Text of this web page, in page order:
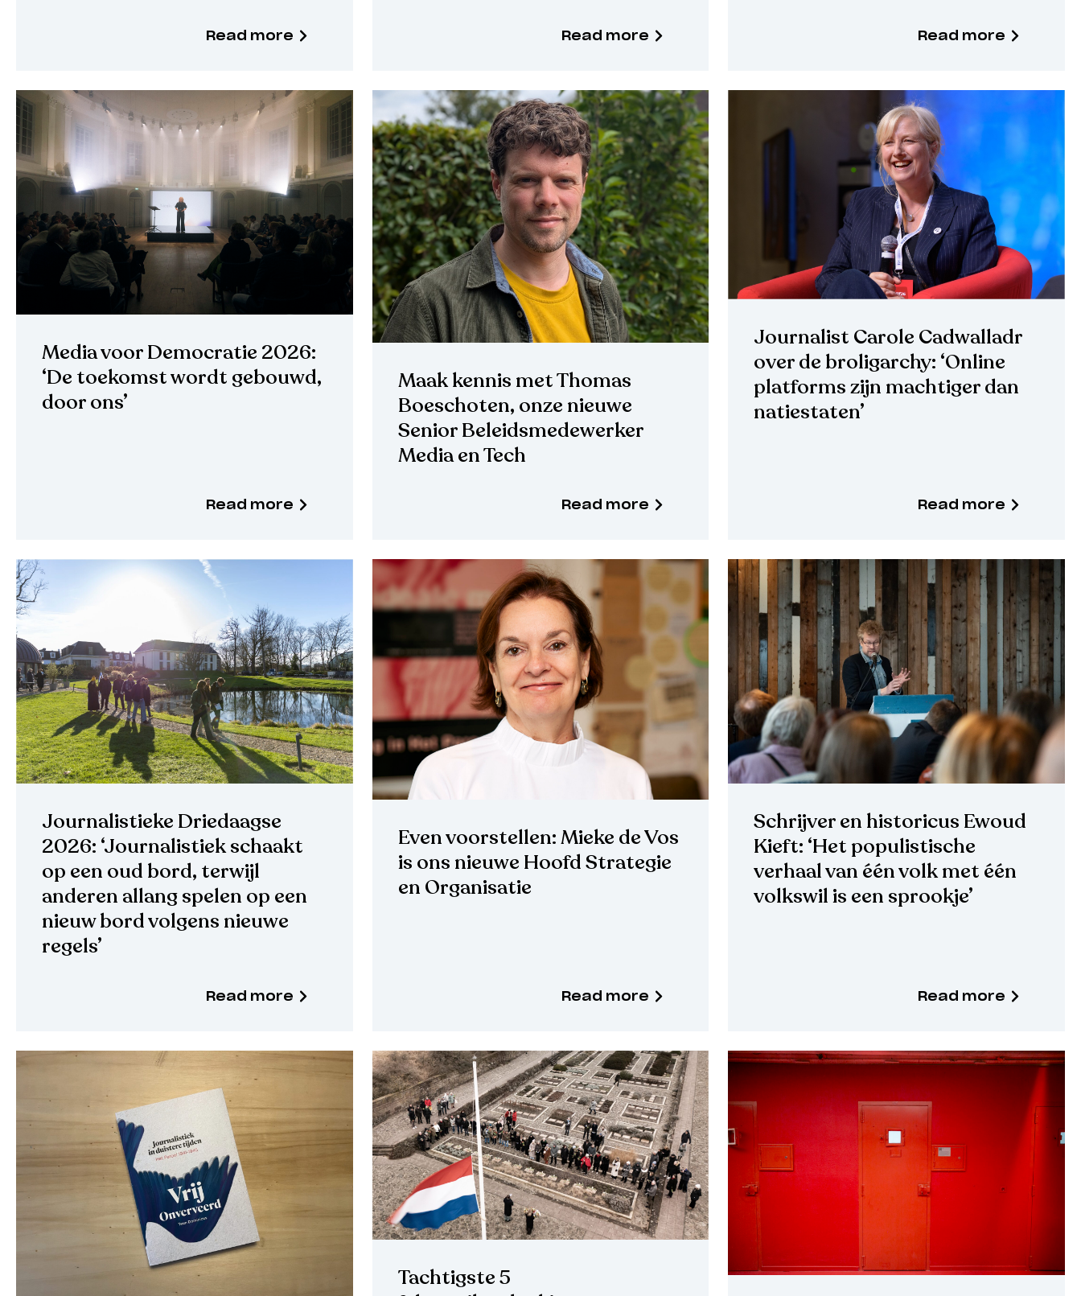
Read more Read more Read more
Media voor Democratie 2026:
‘De toekomst wordt gebouwd,
door ons’
Read more
Maak kennis met Thomas
Boeschoten, onze nieuwe
Senior Beleidsmedewerker
Media en Tech
Read more
Journalist Carole Cadwalladr
over de broligarchy: ‘Online
platforms zijn machtiger dan
natiestaten’
Read more
Journalistieke Driedaagse
2026: ‘Journalistiek schaakt
op een oud bord, terwijl
anderen allang spelen op een
nieuw bord volgens nieuwe
regels’
Read more
Even voorstellen: Mieke de Vos
is ons nieuwe Hoofd Strategie
en Organisatie
Read more
Schrijver en historicus Ewoud
Kieft: ‘Het populistische
verhaal van één volk met één
volkswil is een sprookje’
Read more
Tachtigste 5